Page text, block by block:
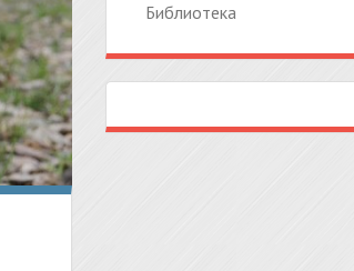
Библиотека